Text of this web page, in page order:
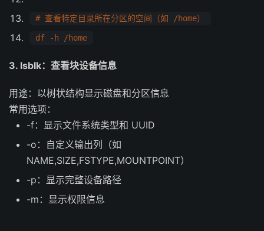
# 查看特定目录所在分区的空间（如 /home）
df -h /home
3. lsblk：查看块设备信息
用途：以树状结构显示磁盘和分区信息
常用选项：
-f：显示文件系统类型和 UUID
-o：自定义输出列（如
NAME,SIZE,FSTYPE,MOUNTPOINT）
-p：显示完整设备路径
-m：显示权限信息